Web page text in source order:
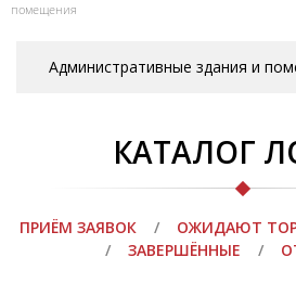
помещения
Административные здания и
КАТАЛОГ
ПРИЁМ ЗАЯВОК / ОЖИДАЮТ
/
ЗАВЕРШЁННЫЕ /